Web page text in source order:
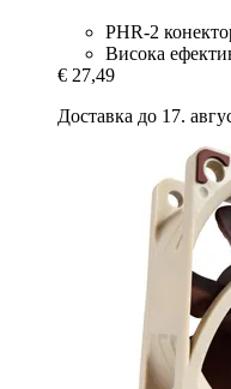
PHR-2
Висока
€ 27,49
Доставка до 17.